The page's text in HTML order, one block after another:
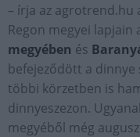
– írja az agrotrend.hu
Regon megyei
megyében és
befejeződött a dinnye
többi körzetben is
dinnyeszezon.
megyéből még